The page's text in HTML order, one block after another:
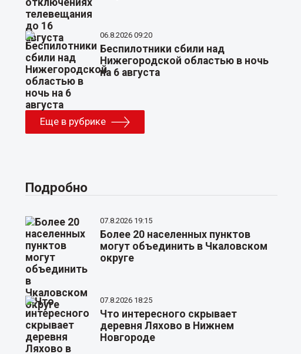
06.8.2026 09:20
Беспилотники сбили над
Нижегородской областью в ночь
на 6 августа
Еще в рубрике
Подробно
07.8.2026 19:15
Более 20 населенных пунктов
могут объединить в Чкаловском
округе
07.8.2026 18:25
Что интересного скрывает
деревня Ляхово в Нижнем
Новгороде